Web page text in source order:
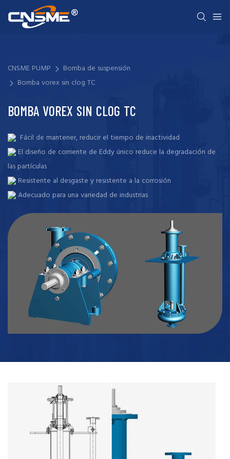
CNSME PUMP
Bomba de suspensión
Bomba vorex sin clog TC
BOMBA VOREX SIN CLOG TC
Fácil de mantener, reducir el tiempo de inactividad
El diseño de corriente de Eddy único reduce la degradación de
las partículas
Resistente al desgaste y resistente a la corrosión
Adecuado para una variedad de industrias